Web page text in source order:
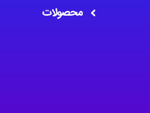
محصولات